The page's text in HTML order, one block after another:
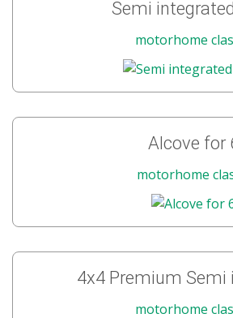
Semi
motorhome
Alcove for
motorhome
4x4 Premium Semi
motorhome